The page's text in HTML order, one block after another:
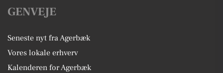
GENVEJE
Seneste nyt fra Agerbæk
Vores lokale erhverv
Kalenderen for Agerbæk